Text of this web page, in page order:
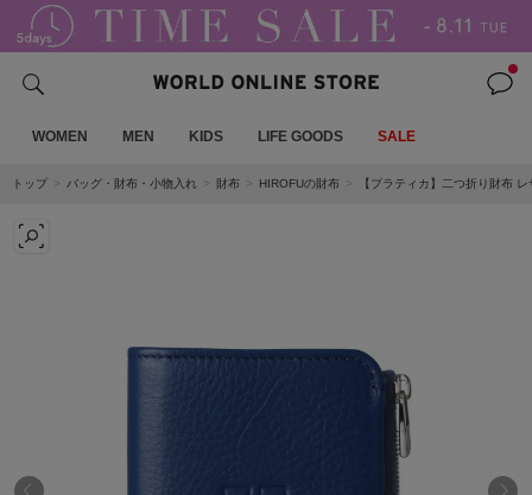
WOMEN MEN KIDS LIFE GOODS SALE
トップ バッグ・財布・小物入れ 財布 HIROFUの財布 【プラティカ】二つ折り財布